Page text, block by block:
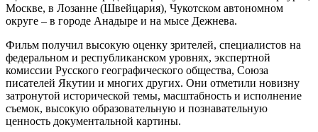
Москве, в Лозанне (Швейцария), Чукотском автономном
округе – в городе Анадыре и на мысе Дежнева.
Фильм получил высокую оценку зрителей, специалистов на
федеральном и республиканском уровнях, экспертной
комиссии Русского географического общества, Союза
писателей Якутии и многих других. Они отметили новизну
затронутой исторической темы, масштабность и исполнение
съемок, высокую образовательную и познавательную
ценность документальной картины.